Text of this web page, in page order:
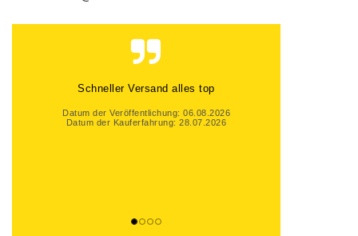
Schneller Versand alles top
Datum der Veröffentlichung: 06.08.2026
Datum der Kauferfahrung: 28.07.2026